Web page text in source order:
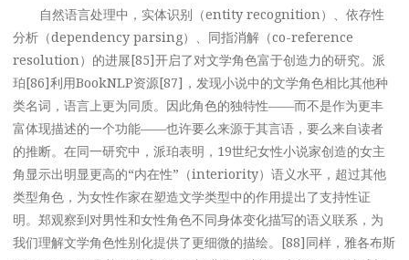
自然语言处理中，实体识别（entity recognition）、依存性
分析（dependency parsing）、同指消解（co-reference
resolution）的进展[85]开启了对文学角色富于创造力的研究。派
珀[86]利用BookNLP资源[87]，发现小说中的文学角色相比其他种
类名词，语言上更为同质。因此角色的独特性——而不是作为更丰
富体现描述的一个功能——也许要么来源于其言语，要么来自读者
的推断。在同一研究中，派珀表明，19世纪女性小说家创造的女主
角显示出明显更高的“内在性”（interiority）语义水平，超过其他
类型角色，为女性作家在塑造文学类型中的作用提出了支持性证
明。郑观察到对男性和女性角色不同身体变化描写的语义联系，为
我们理解文学角色性别化提供了更细微的描绘。[88]同样，雅各布斯